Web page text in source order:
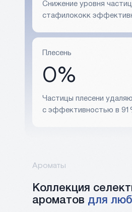
0%
Плесень
Снижение уровня частиц
стафилококк
Частицы плесени
с эффективностью в
Коллекция
ароматов для
Ароматы